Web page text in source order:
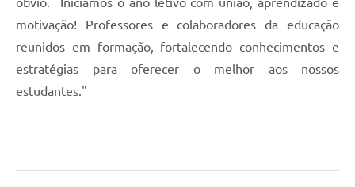
motivação! Professores e colaboradores da educação
reunidos em formação, fortalecendo conhecimentos e
estratégias para oferecer o melhor aos nossos
estudantes."